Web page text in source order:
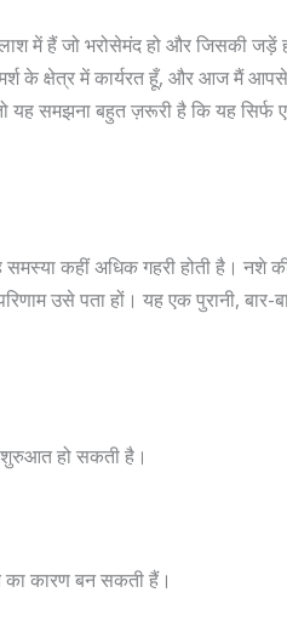
हैं जो भरोसेमंद हो और जिसकी जड़ें
के क्षेत्र में कार्यरत हूँ, और आज मैं आपसे
समझना बहुत ज़रूरी है कि यह सिर्फ
कहीं अधिक गहरी होती है। नशे की
उसे पता हों। यह एक पुरानी, ​​बार-
शुरुआत हो सकती है।
का कारण बन सकती हैं।